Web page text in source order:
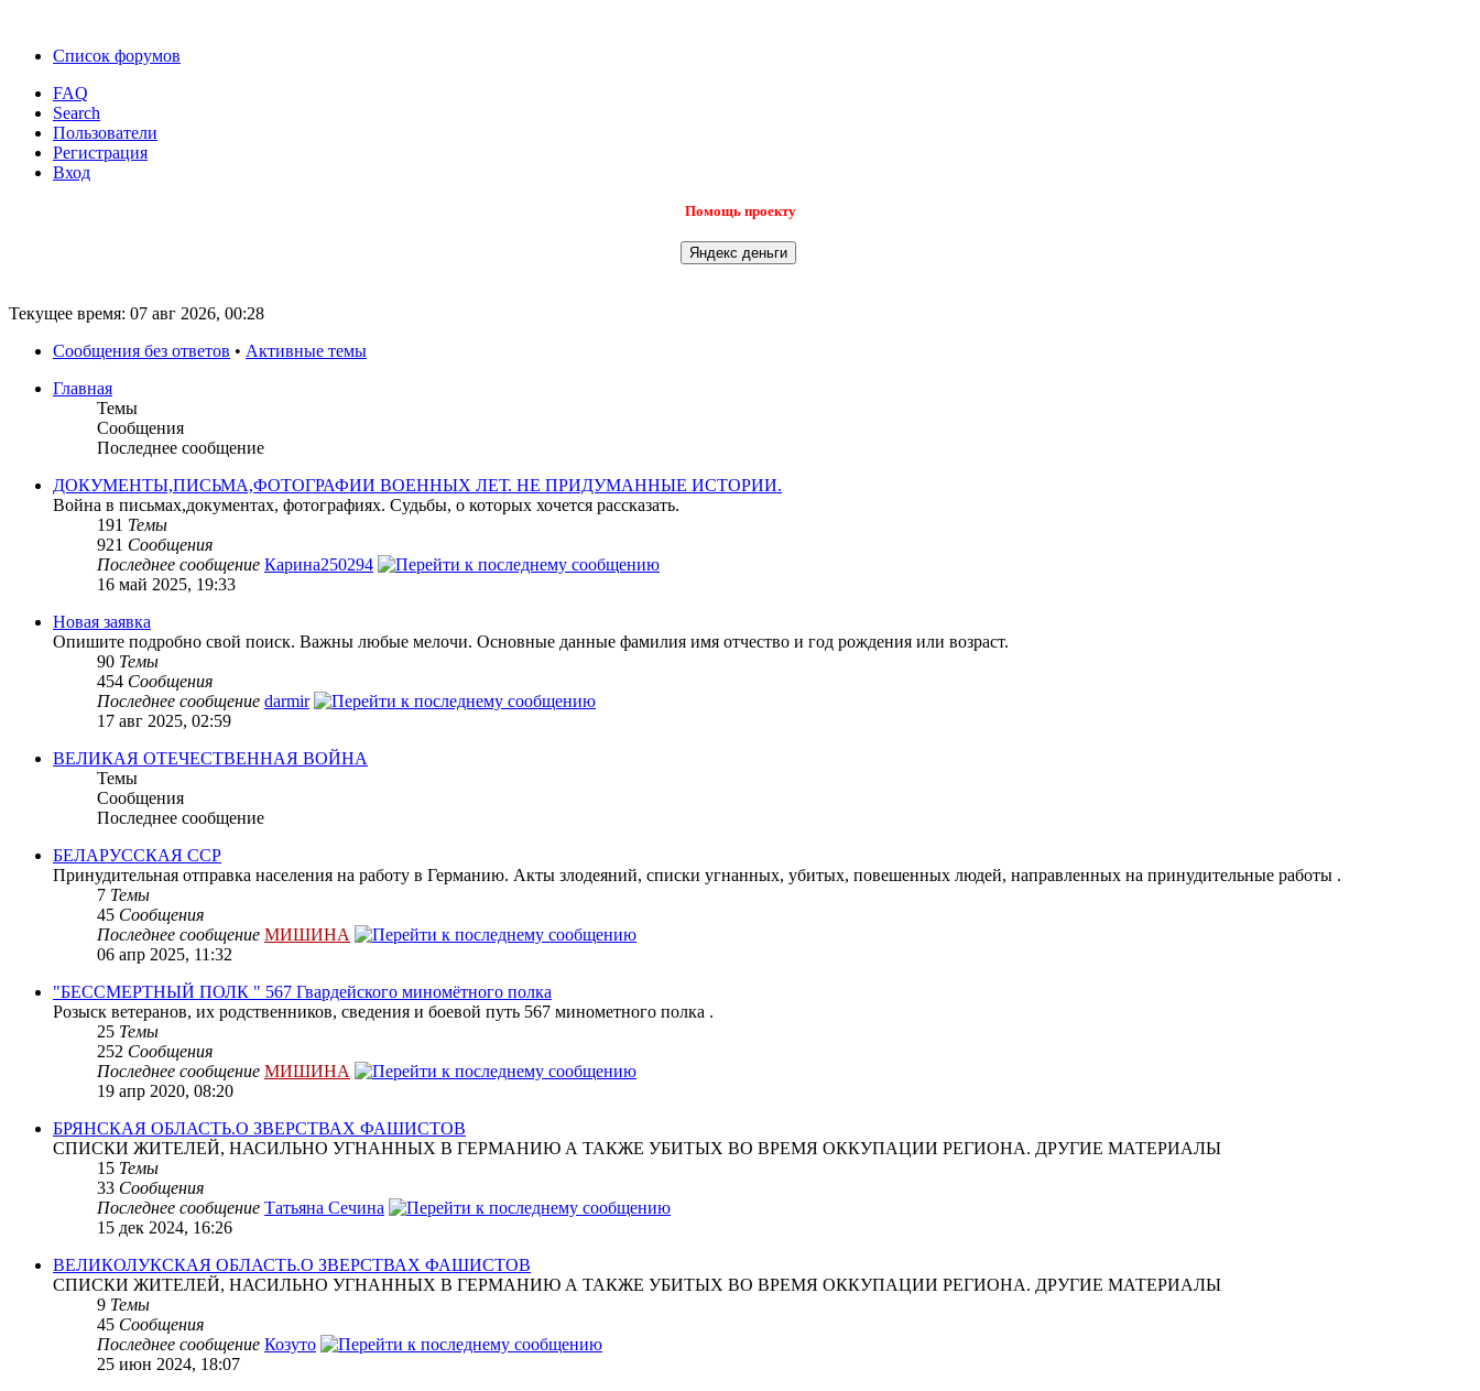
Список форумов
FAQ
Search
Пользователи
Регистрация
Вход
Помощь проекту
Текущее время: 07 авг 2026, 00:28
Сообщения без ответов • Активные темы
Главная
Темы
Сообщения
Последнее сообщение
ДОКУМЕНТЫ,ПИСЬМА,ФОТОГРАФИИ ВОЕННЫХ ЛЕТ. НЕ ПРИДУМАННЫЕ ИСТОРИИ.
Война в письмах,документах, фотографиях. Судьбы, о которых хочется рассказать.
191 Темы
921 Сообщения
Последнее сообщение Карина250294
16 май 2025, 19:33
Новая заявка
Опишите подробно свой поиск. Важны любые мелочи. Основные данные фамилия имя отчество и год рождения или возраст.
90 Темы
454 Сообщения
Последнее сообщение darmir
17 авг 2025, 02:59
ВЕЛИКАЯ ОТЕЧЕСТВЕННАЯ ВОЙНА
Темы
Сообщения
Последнее сообщение
БЕЛАРУССКАЯ ССР
Принудительная отправка населения на работу в Германию. Акты злодеяний, списки угнанных, убитых, повешенных людей, направленных на принудительные работы .
7 Темы
45 Сообщения
Последнее сообщение МИШИНА
06 апр 2025, 11:32
"БЕССМЕРТНЫЙ ПОЛК " 567 Гвардейского миномётного полка
Розыск ветеранов, их родственников, сведения и боевой путь 567 минометного полка .
25 Темы
252 Сообщения
Последнее сообщение МИШИНА
19 апр 2020, 08:20
БРЯНСКАЯ ОБЛАСТЬ.О ЗВЕРСТВАХ ФАШИСТОВ
СПИСКИ ЖИТЕЛЕЙ, НАСИЛЬНО УГНАННЫХ В ГЕРМАНИЮ А ТАКЖЕ УБИТЫХ ВО ВРЕМЯ ОККУПАЦИИ РЕГИОНА. ДРУГИЕ МАТЕРИАЛЫ
15 Темы
33 Сообщения
Последнее сообщение Татьяна Сечина
15 дек 2024, 16:26
ВЕЛИКОЛУКСКАЯ ОБЛАСТЬ.О ЗВЕРСТВАХ ФАШИСТОВ
СПИСКИ ЖИТЕЛЕЙ, НАСИЛЬНО УГНАННЫХ В ГЕРМАНИЮ А ТАКЖЕ УБИТЫХ ВО ВРЕМЯ ОККУПАЦИИ РЕГИОНА. ДРУГИЕ МАТЕРИАЛЫ
9 Темы
45 Сообщения
Последнее сообщение Козуто
25 июн 2024, 18:07